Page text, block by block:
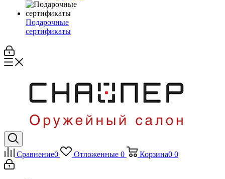
Подарочные
сертификаты
Сравнение0 Отложенные 0 Корзина0 0